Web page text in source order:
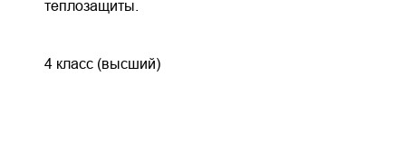
теплозащиты.
4 класс (высший)